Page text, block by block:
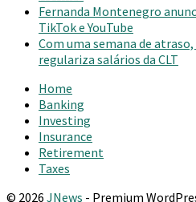
Fernanda Montenegro
TikTok e YouTube
Com uma semana de
regulariza salários da CLT
Home
Banking
Investing
Insurance
Retirement
Taxes
© 2026 JNews - Premium